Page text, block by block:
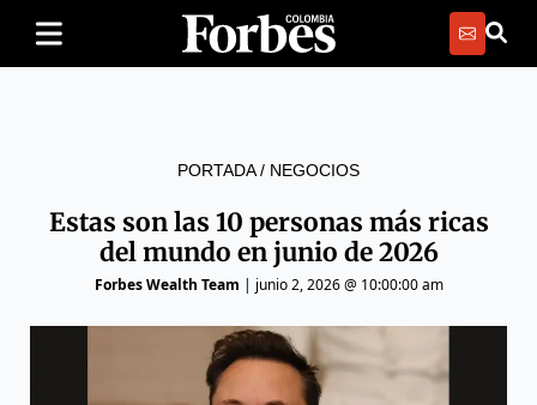
PORTADA/ NEGOCIOS
Estas son las 10 personas más ricas
del mundo en junio ​​de 2026
Forbes Wealth Team | junio 2, 2026 @ 10:00:00 am